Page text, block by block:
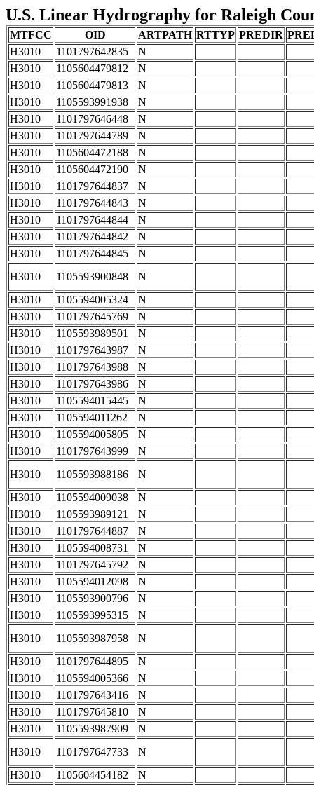
U.S. Linear Hydrography for Raleigh
MTFCC OID ARTPATH RTTYP PREDIR
H3010
1101797642835
N
H3010
1105604479812
N
H3010
1105604479813
N
H3010
1105593991938
N
H3010
1101797646448
N
H3010
1101797644789
N
H3010
1105604472188
N
H3010
1105604472190
N
H3010
1101797644837
N
H3010
1101797644843
N
H3010
1101797644844
N
H3010
1101797644842
N
H3010
1101797644845
N
H3010
1105593900848
N
H3010
1105594005324
N
H3010
1101797645769
N
H3010
1105593989501
N
H3010
1101797643987
N
H3010
1101797643988
N
H3010
1101797643986
N
H3010
1105594015445
N
H3010
1105594011262
N
H3010
1105594005805
N
H3010
1101797643999
N
H3010
1105593988186
N
H3010
1105594009038
N
H3010
1105593989121
N
H3010
1101797644887
N
H3010
1105594008731
N
H3010
1101797645792
N
H3010
1105594012098
N
H3010
1105593900796
N
H3010
1105593995315
N
H3010
1105593987958
N
H3010
1101797644895
N
H3010
1105594005366
N
H3010
1101797643416
N
H3010
1101797645810
N
H3010
1105593987909
N
H3010
1101797647733
N
H3010
1105604454182
N